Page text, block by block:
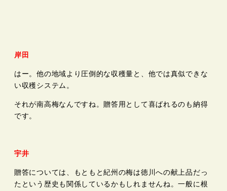
岸田
はー。他の地域より圧倒的な収穫量と、他では真似できな
い収穫システム。
それが南高梅なんですね。贈答用として喜ばれるのも納得
です。
宇井
贈答については、もともと紀州の梅は徳川への献上品だっ
たという歴史も関係しているかもしれませんね。一般に根